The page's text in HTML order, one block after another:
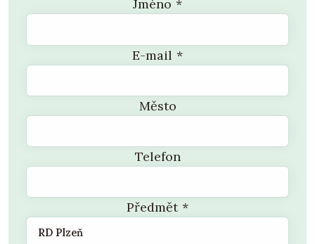
Jméno *
E-mail *
Město
Telefon
Předmět*